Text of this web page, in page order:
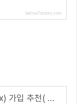
barista7.tistory.com
앱테크, 고팍스(Gopax) 가입 추천( 추천코드 : B7ZA4M )